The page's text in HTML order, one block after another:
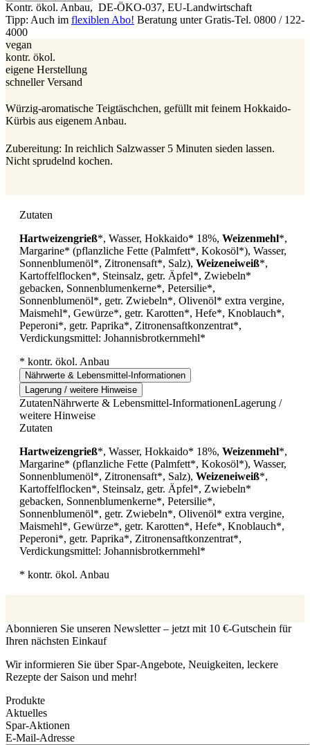
Kontr. ökol. Anbau, DE-ÖKO-037, EU-Landwirtschaft
Tipp: Auch im flexiblen Abo! Beratung unter Gratis-Tel. 0800 / 122-
4000
vegan
kontr. ökol.
eigene Herstellung
schneller Versand
Würzig-aromatische Teigtäschchen, gefüllt mit feinem Hokkaido-
Kürbis aus eigenem Anbau.
Zubereitung: In reichlich Salzwasser 5 Minuten sieden lassen.
Nicht sprudelnd kochen.
Zutaten
Hartweizengrieß*, Wasser, Hokkaido* 18%, Weizenmehl*,
Margarine* (pflanzliche Fette (Palmfett*, Kokosöl*), Wasser,
Sonnenblumenöl*, Zitronensaft*, Salz), Weizeneiweiß*,
Kartoffelflocken*, Steinsalz, getr. Äpfel*, Zwiebeln*
gebacken, Sonnenblumenkerne*, Petersilie*,
Sonnenblumenöl*, getr. Zwiebeln*, Olivenöl* extra vergine,
Maismehl*, Gewürze*, getr. Karotten*, Hefe*, Knoblauch*,
Peperoni*, getr. Paprika*, Zitronensaftkonzentrat*,
Verdickungsmittel: Johannisbrotkernmehl*
* kontr. ökol. Anbau
Nährwerte & Lebensmittel-Informationen
Lagerung / weitere Hinweise
ZutatenNährwerte & Lebensmittel-InformationenLagerung /
weitere Hinweise
Zutaten
Hartweizengrieß*, Wasser, Hokkaido* 18%, Weizenmehl*,
Margarine* (pflanzliche Fette (Palmfett*, Kokosöl*), Wasser,
Sonnenblumenöl*, Zitronensaft*, Salz), Weizeneiweiß*,
Kartoffelflocken*, Steinsalz, getr. Äpfel*, Zwiebeln*
gebacken, Sonnenblumenkerne*, Petersilie*,
Sonnenblumenöl*, getr. Zwiebeln*, Olivenöl* extra vergine,
Maismehl*, Gewürze*, getr. Karotten*, Hefe*, Knoblauch*,
Peperoni*, getr. Paprika*, Zitronensaftkonzentrat*,
Verdickungsmittel: Johannisbrotkernmehl*
* kontr. ökol. Anbau
Abonnieren Sie unseren Newsletter – jetzt mit 10 €-Gutschein für
Ihren nächsten Einkauf
Wir informieren Sie über Spar-Angebote, Neuigkeiten, leckere
Rezepte der Saison und mehr!
Produkte
Aktuelles
Spar-Aktionen
E-Mail-Adresse